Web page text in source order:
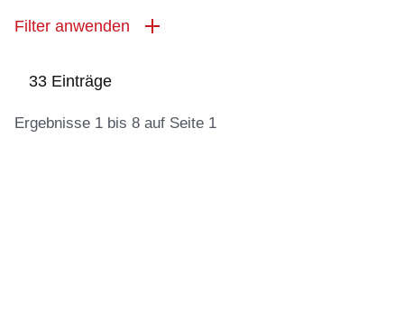
Filter anwenden
33 Einträge
Ergebnisse 1 bis 8 auf Seite 1